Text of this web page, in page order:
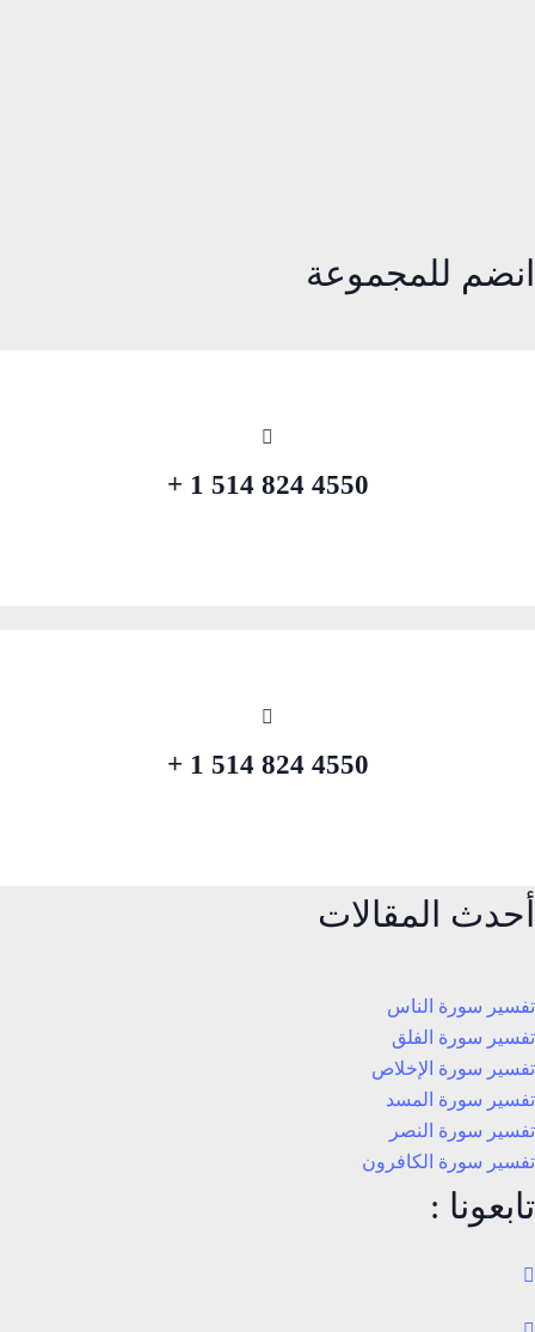
انضم للمجموعة
4550 824 514 1 +
4550 824 514 1 +
أحدث المقالات
تفسير سورة الناس
تفسير سورة الفلق
تفسير سورة الإخلاص
تفسير سورة المسد
تفسير سورة النصر
تفسير سورة الكافرون
تابعونا :